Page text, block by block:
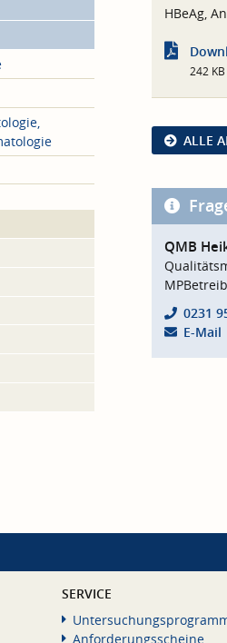
HBeAg,
242 KB
ALLE
QMB
0231
E-Mail
SERVICE
Anforderungsscheine